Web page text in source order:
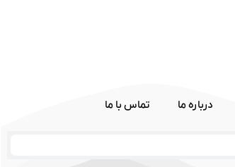
درباره ما تماس با ما